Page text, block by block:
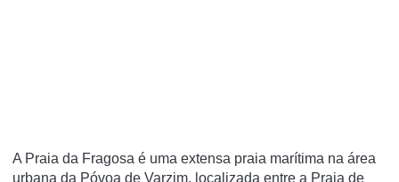
A Praia da Fragosa é uma extensa praia marí­tima na área
urbana da Póvoa de Varzim, localizada entre a Praia de